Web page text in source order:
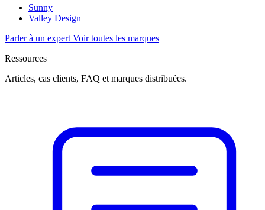
Sunny
Valley Design
Parler à un expert Voir toutes les marques
Ressources
Articles, cas clients, FAQ et marques distribuées.